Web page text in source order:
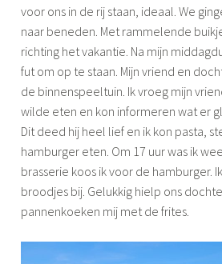
voor ons in de rij staan, ideaal. We
naar beneden. Met rammelende
richting het vakantie. Na mijn
fut om op te staan. Mijn vriend en
de binnenspeeltuin. Ik vroeg mijn
wilde eten en kon informeren wat er
Dit deed hij heel lief en ik kon pasta,
hamburger eten. Om 17 uur was ik
brasserie koos ik voor de hamburger.
broodjes bij. Gelukkig hielp ons
pannenkoeken mij met de frites.